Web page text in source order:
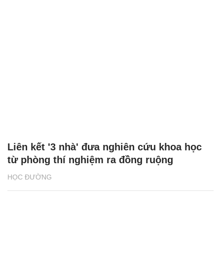
HỌC ĐƯỜNG
Liên kết '3 nhà' đưa nghiên cứu khoa học
từ phòng thí nghiệm ra đồng ruộng